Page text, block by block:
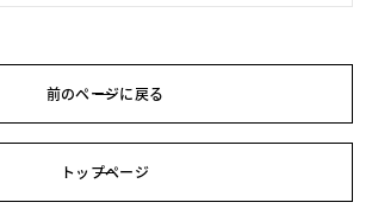
前のページに戻る
トップページ